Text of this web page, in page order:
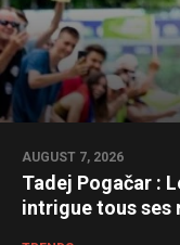
AUGUST 7, 2026
Tadej Pogačar :
intrigue tous ses